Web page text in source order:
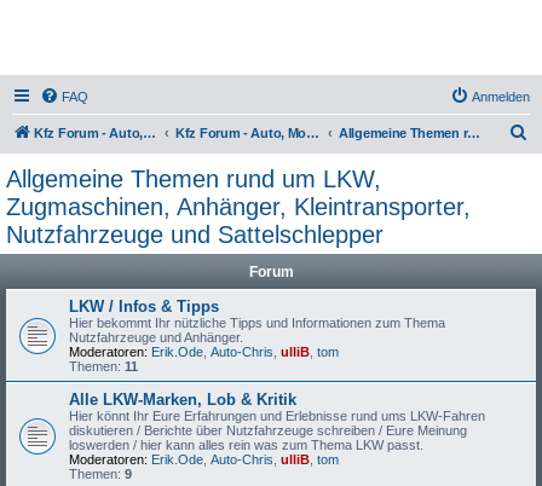
FAQ Anmelden
Kfz Forum - Auto, Motorrad und LKW Kfz Forum - Auto, Motorrad und LKW Allgemeine Themen rund um LKW, Zugmaschinen, Anhänger, Kleintransporter, Nutzfahrzeuge und Sattelschlepper
Allgemeine Themen rund um LKW,
Zugmaschinen, Anhänger, Kleintransporter,
Nutzfahrzeuge und Sattelschlepper
Forum
LKW / Infos & Tipps
Hier bekommt Ihr nützliche Tipps und Informationen zum Thema
Nutzfahrzeuge und Anhänger.
Moderatoren: Erik.Ode Auto-Chris ulliB tom
Themen: 11
Alle LKW-Marken, Lob & Kritik
Hier könnt Ihr Eure Erfahrungen und Erlebnisse rund ums LKW-Fahren
diskutieren / Berichte über Nutzfahrzeuge schreiben / Eure Meinung
loswerden / hier kann alles rein was zum Thema LKW passt.
Moderatoren: Erik.Ode Auto-Chris ulliB tom
Themen: 9